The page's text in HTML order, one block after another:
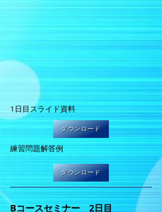
1日目スライド資料
ダウンロード
​練習問題解答例
ダウンロード
Bコースセミナー 2日目